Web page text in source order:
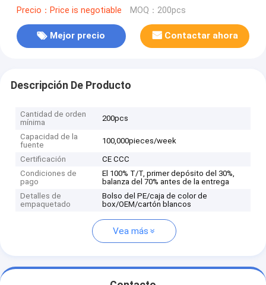
motocrós GS200
Precio：Price is negotiable MOQ：200pcs
Mejor precio Contactar ahora
Descripción De Producto
Cantidad de orden
mínima
200pcs
Capacidad de la
fuente
100,000pieces/week
Certificación
CE CCC
Condiciones de
pago
El 100% T/T, primer depósito del 30%,
balanza del 70% antes de la entrega
Detalles de
empaquetado
Bolso del PE/caja de color de
box/OEM/cartón blancos
Vea más